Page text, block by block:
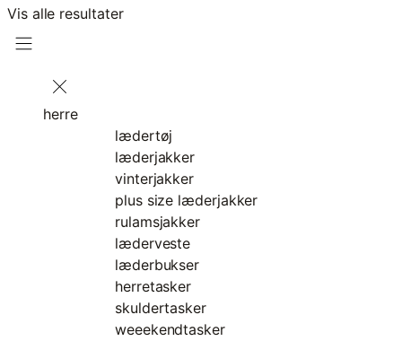
Vis alle resultater
herre
lædertøj
læderjakker
vinterjakker
plus size læderjakker
rulamsjakker
læderveste
læderbukser
herretasker
skuldertasker
weeekendtasker